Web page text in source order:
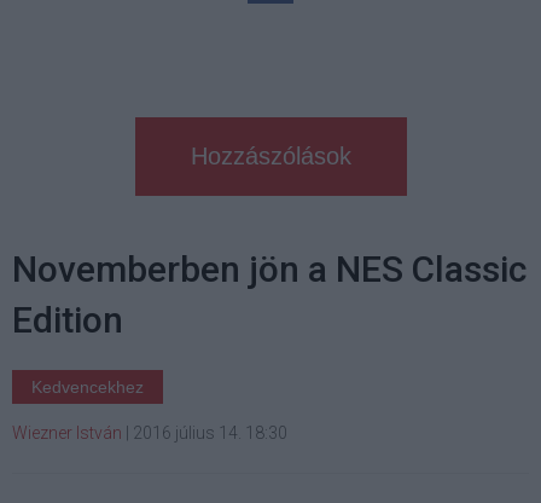
Hozzászólások
Novemberben jön a NES Classic
Edition
Kedvencekhez
Wiezner István 2016 július 14. 18:30